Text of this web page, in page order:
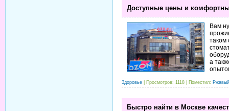
Доступные цены и
Вам
таком
а
Здоровье | Просмотров: 1118 | Поместил: Ржавый
Быстро найти в Москве